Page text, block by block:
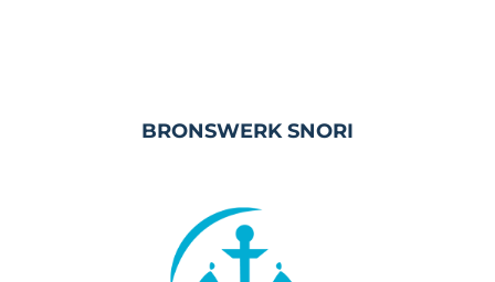
BRONSWERK SNORI